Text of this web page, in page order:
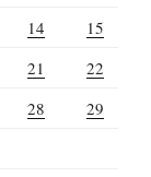
14
15
21
22
28
29